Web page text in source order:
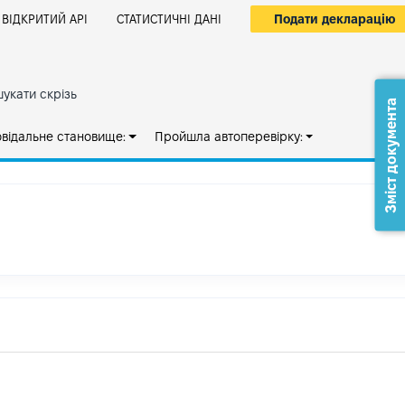
ВІДКРИТИЙ АРІ СТАТИСТИЧНІ ДАНІ Подати декларацію
скрізь
становище: Пройшла автоперевірку: Зміст документа